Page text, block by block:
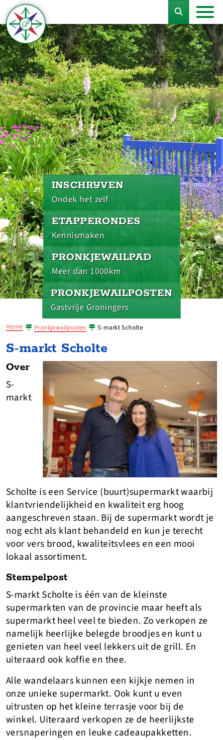
INSCHRIJVEN
Ondek het zelf
ETAPPERONDES
Kennismaken
PRONKJEWAILPAD
Meer dan 1000km
PRONKJEWAILPOSTEN
Gastvrije Groningers
Home Pronkjewailposten S-markt Scholte
S-markt Scholte
Over
S-
markt
Scholte is een Service (buurt)supermarkt waarbij
klantvriendelijkheid en kwaliteit erg hoog
aangeschreven staan. Bij de supermarkt wordt je
nog echt als klant behandeld en kun je terecht
voor vers brood, kwaliteitsvlees en een mooi
lokaal assortiment.
Stempelpost
S-markt Scholte is één van de kleinste
supermarkten van de provincie maar heeft als
supermarkt heel veel te bieden. Zo verkopen ze
namelijk heerlijke belegde broodjes en kunt u
genieten van heel veel lekkers uit de grill. En
uiteraard ook koffie en thee.
Alle wandelaars kunnen een kijkje nemen in
onze unieke supermarkt. Ook kunt u even
uitrusten op het kleine terrasje voor bij de
winkel. Uiteraard verkopen ze de heerlijkste
versnaperingen en leuke cadeaupakketten.